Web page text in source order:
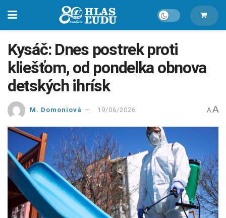
Kysáč: Dnes postrek proti
kliešťom, od pondelka obnova
detských ihrísk
M. Domoniová 19/06/2026 A A